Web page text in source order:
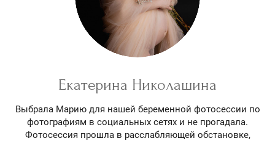
Екатерина Николашина
Выбрала Марию для нашей беременной фотосессии по
фотографиям в социальных сетях и не прогадала.
Фотосессия прошла в расслабляющей обстановке,